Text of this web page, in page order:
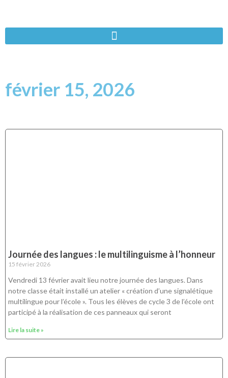
février 15, 2026
Journée des langues : le multilinguisme à l’honneur
15 février 2026
Vendredi 13 février avait lieu notre journée des langues. Dans
notre classe était installé un atelier « création d’une signalétique
multilingue pour l’école ». Tous les élèves de cycle 3 de l’école ont
participé à la réalisation de ces panneaux qui seront
Lire la suite »